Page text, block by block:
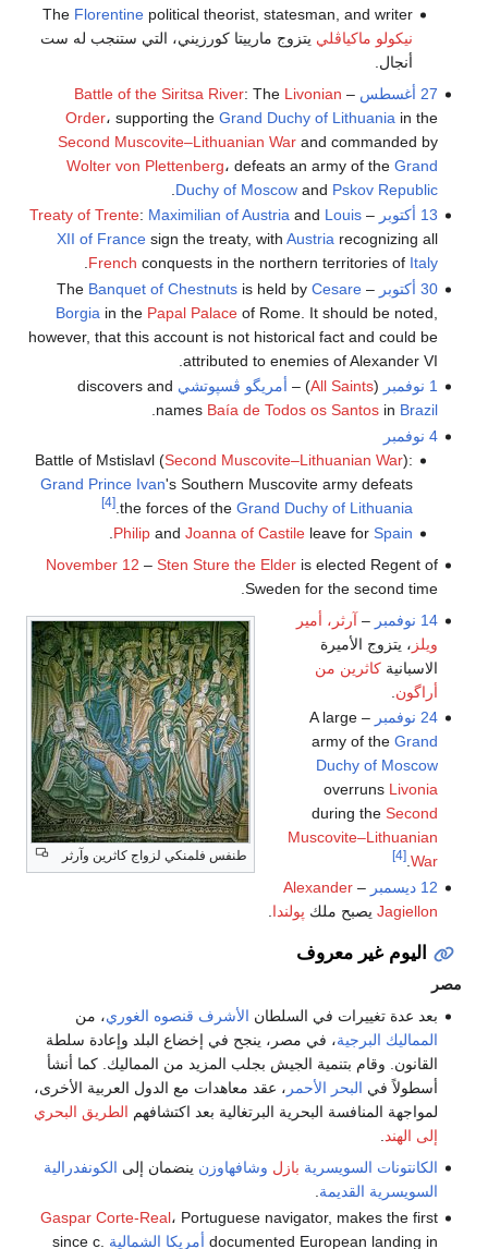
The Florentine political theorist, statesman, and writer
نيكولو ماكياڤلي يتزوج مارييتا كورزيني، التي ستنجب له ست
أنجال.
27 أغسطس
–
Battle of the Siritsa River: The Livonian
Order، supporting the Grand Duchy of Lithuania in the
Second Muscovite–Lithuanian Warand commanded by
Wolter von Plettenberg، defeats an army of the Grand
Duchy of Moscowand Pskov Republic
13 أكتوبر
–
Treaty of Trente: Maximilian of Austriaand Louis
XII of Francesign the treaty, with Austriarecognizing all
French conquests in the northern territories of Italy
.
30 أكتوبر
– The
Banquet of Chestnutsis held by Cesare
Borgia in the Papal Palaceof Rome. It should be noted,
however, that this account is not historical fact and could be
attributed to enemies of Alexander VI.
1 نوفمبر
(
All Saints
) – أمريگو ڤسپوتشي discovers and
names Baía de Todos os Santosin Brazil
.
4 نوفمبر
Battle of Mstislavl (Second Muscovite–Lithuanian War):
Grand Prince Ivan's Southern Muscovite army defeats
the forces of theGrand Duchy of Lithuania
.
[4]
Philip andJoanna of Castile leave forSpain
November 12 – Sten Sture the Elderis elected Regent of
Sweden for the second time.
طنفس فلمنكي لزواج كاثرين وآرثر
14 نوفمبر – آرثر، أمير
ويلز ، يتزوج الأميرة
الاسبانيةكاثرين من
أراگون
24 نوفمبر
– A large
army of the Grand
Duchy of Moscow
overruns Livonia
during the Second
Muscovite–Lithuanian
War
.
[4]
12 ديسمبر –
Alexander
Jagiellon يصبح ملك پولندا
اليوم غير معروف
مصر
بعد عدة تغييرات في السلطان الأشرف قنصوه الغوري، من
المماليك البرجية، في مصر، ينجح في إخضاع البلد وإعادة سلطة
القانون. وقام بتنمية الجيش بجلب المزيد من المماليك. كما أنشأ
أسطولاً في البحر الأحمر ، عقد معاهدات مع الدول العربية الأخرى،
لمواجهة المنافسة البحرية البرتغالية بعد اكتشافهم الطريق البحري
إلى الهند.
الكانتونات السويسرية بازل وشافهاوزن ينضمان إلى الكونفدرالية
السويسرية القديمة.
Gaspar Corte-Real، Portuguese navigator, makes the first
documented European landing in أمريكا الشمالية